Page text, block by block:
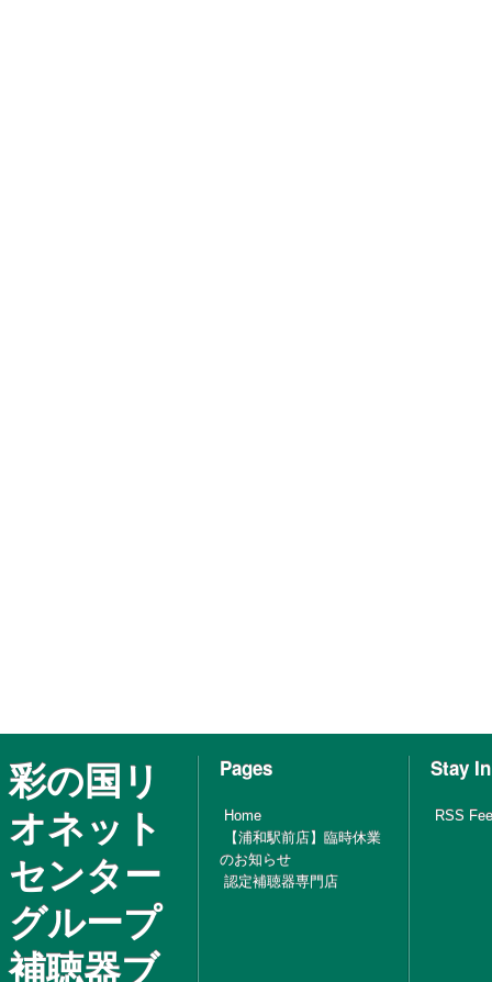
彩の国リ
オネット
センター
グループ
補聴器ブ
Pages
Home
【浦和駅前店】臨時休業
のお知らせ
認定補聴器専門店
Stay
RSS